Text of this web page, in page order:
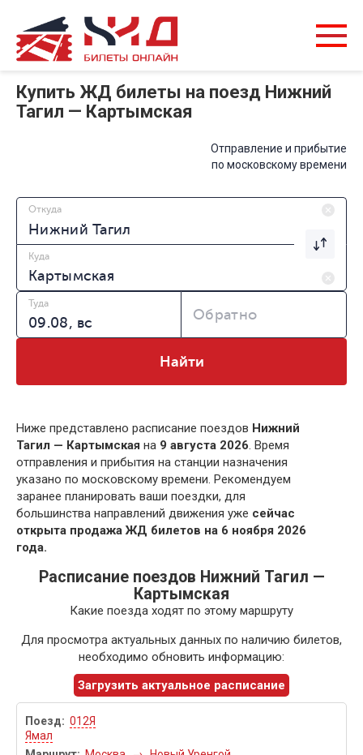
Купить ЖД билеты на поезд Нижний
Тагил — Картымская
Отправление и прибытие
по московскому времени
Откуда
Куда
Туда
Обратно
Найти
Ниже представлено расписание поездов Нижний
Тагил — Картымская на 9 августа 2026. Время
отправления и прибытия на станции назначения
указано по московскому времени. Рекомендуем
заранее планировать ваши поездки, для
большинства направлений движения уже сейчас
открыта продажа ЖД билетов на 6 ноября 2026
года.
Расписание поездов Нижний Тагил —
Картымская
Какие поезда ходят по этому маршруту
Для просмотра актуальных данных по наличию билетов,
необходимо обновить информацию:
Загрузить актуальное расписание
012Я
Ямал